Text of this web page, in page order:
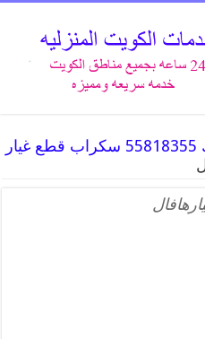
قطع غيار كاديلاك 55818355 سكراب قطع غيار